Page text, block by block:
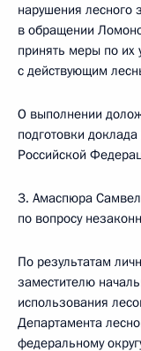
нарушения лесного
в обращении
принять меры по их
с действующим
О выполнении
подготовки
Российской
3. Амаспюра
по вопросу
По результатам
заместителю
использования
Департамента
федеральному